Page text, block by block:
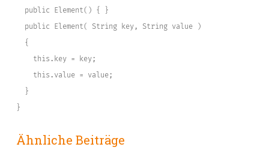
  public Element() { }
  public Element( String key, String value )
  {
    this.key = key;
    this.value = value;
  }
}
Ähnliche Beiträge